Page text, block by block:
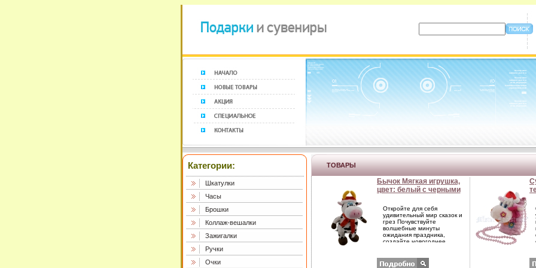
Категории:
Шкатулки
Часы
Брошки
Коллаж-вешалки
Зажигалки
Ручки
Очки
ТОВАРЫ
Бычок Мягкая игрушка,
цвет: белый с черными
Серия: Символ 2009
года инфо 97i.
Откройте для себя
удивительный мир сказок и
грез Почувствуйте
волшебные минуты
ожидания праздника,
создайте новогоднее
Характеристики: Высота: